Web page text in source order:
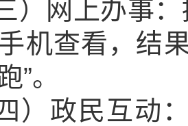
三）网上办事
机查看，结
”。
四）政民互动